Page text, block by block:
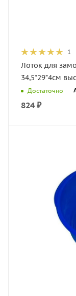
1
Лоток для
34,5*29*4см
Достаточно
824₽